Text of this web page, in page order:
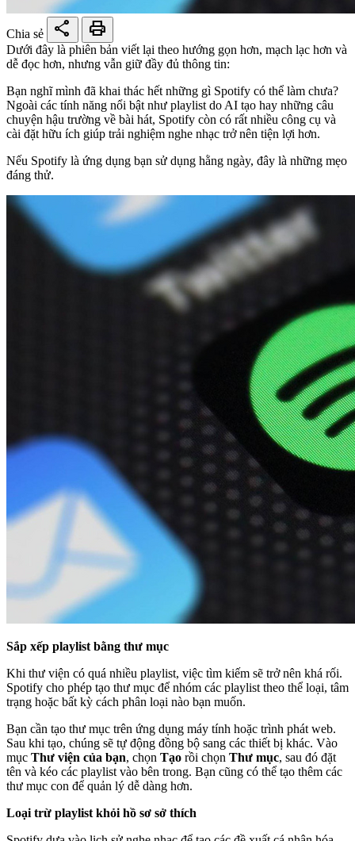
Chia sẻ share print
Dưới đây là phiên bản viết lại theo hướng gọn hơn, mạch lạc hơn và
dễ đọc hơn, nhưng vẫn giữ đầy đủ thông tin:
Bạn nghĩ mình đã khai thác hết những gì Spotify có thể làm chưa?
Ngoài các tính năng nổi bật như playlist do AI tạo hay những câu
chuyện hậu trường về bài hát, Spotify còn có rất nhiều công cụ và
cài đặt hữu ích giúp trải nghiệm nghe nhạc trở nên tiện lợi hơn.
Nếu Spotify là ứng dụng bạn sử dụng hằng ngày, đây là những mẹo
đáng thử.
Sắp xếp playlist bằng thư mục
Khi thư viện có quá nhiều playlist, việc tìm kiếm sẽ trở nên khá rối.
Spotify cho phép tạo thư mục để nhóm các playlist theo thể loại, tâm
trạng hoặc bất kỳ cách phân loại nào bạn muốn.
Bạn cần tạo thư mục trên ứng dụng máy tính hoặc trình phát web.
Sau khi tạo, chúng sẽ tự động đồng bộ sang các thiết bị khác. Vào
mục Thư viện của bạn, chọn Tạo rồi chọn Thư mục, sau đó đặt
tên và kéo các playlist vào bên trong. Bạn cũng có thể tạo thêm các
thư mục con để quản lý dễ dàng hơn.
Loại trừ playlist khỏi hồ sơ sở thích